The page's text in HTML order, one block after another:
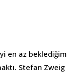
en az beklediğim
Stefan Zweig